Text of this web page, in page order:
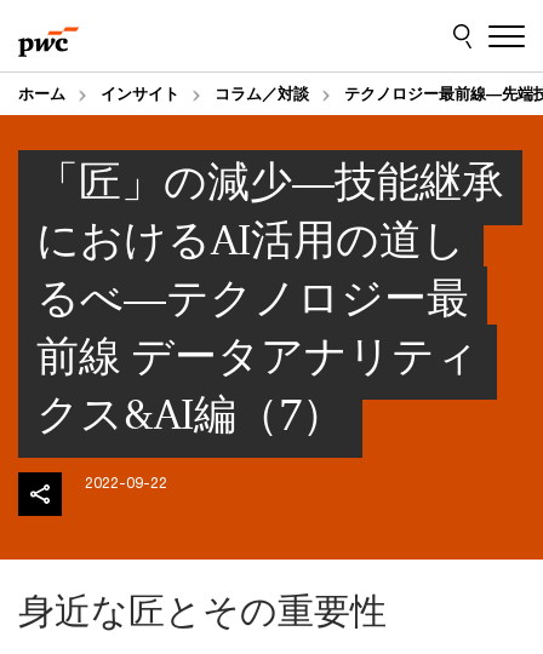
to
content
to
footer
ホーム インサイト コラム／対談 テクノロジー最前線―先端
「匠」の減少―技能継承
におけるAI活用の道し
るべ―テクノロジー最
前線 データアナリティ
クス&AI編（7）
2022-09-22
身近な匠とその重要性